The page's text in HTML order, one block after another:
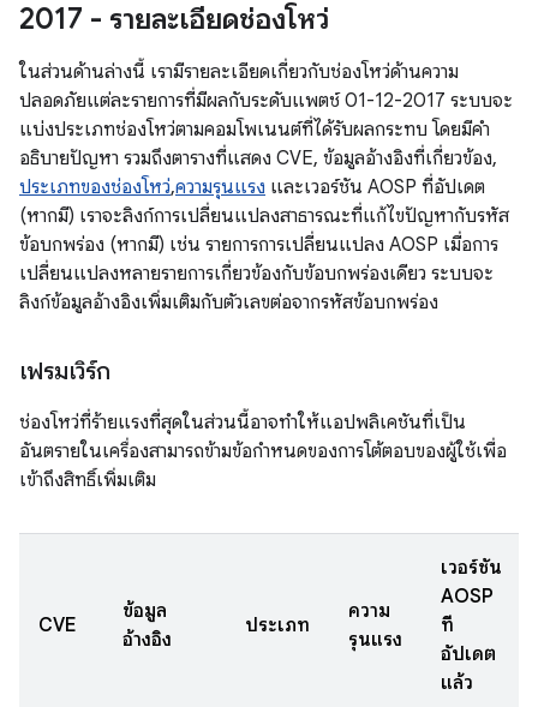
2017 - รายละเอียดช่องโหว่
ในส่วนด้านล่างนี้ เรามีรายละเอียดเกี่ยวกับช่องโหว่ด้านความ
ปลอดภัยแต่ละรายการที่มีผลกับระดับแพตช์ 01-12-2017 ระบบจะ
แบ่งประเภทช่องโหว่ตามคอมโพเนนต์ที่ได้รับผลกระทบ โดยมีคำ
อธิบายปัญหา รวมถึงตารางที่แสดง CVE, ข้อมูลอ้างอิงที่เกี่ยวข้อง,
ประเภทของช่องโหว่,ความรุนแรง และเวอร์ชัน AOSP ที่อัปเดต
(หากมี) เราจะลิงก์การเปลี่ยนแปลงสาธารณะที่แก้ไขปัญหากับรหัส
ข้อบกพร่อง (หากมี) เช่น รายการการเปลี่ยนแปลง AOSP เมื่อการ
เปลี่ยนแปลงหลายรายการเกี่ยวข้องกับข้อบกพร่องเดียว ระบบจะ
ลิงก์ข้อมูลอ้างอิงเพิ่มเติมกับตัวเลขต่อจากรหัสข้อบกพร่อง
เฟรมเวิร์ก
ช่องโหว่ที่ร้ายแรงที่สุดในส่วนนี้อาจทำให้แอปพลิเคชันที่เป็น
อันตรายในเครื่องสามารถข้ามข้อกำหนดของการโต้ตอบของผู้ใช้เพื่อ
เข้าถึงสิทธิ์เพิ่มเติม
CVE
ข้อมูล
อ้างอิง
ประเภท
ความ
รุนแรง
เวอร์ชัน
AOSP
ที่
อัปเดต
แล้ว